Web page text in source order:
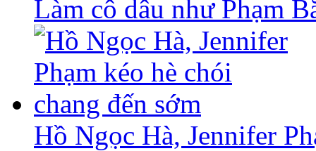
Làm cô dâu như Phạm
Hồ Ngọc Hà, Jennifer